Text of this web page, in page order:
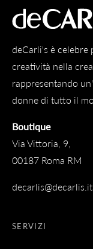
deCarli's è celebre
creatività nella
rappresentando
donne di tutto il
Boutique
Via Vittoria, 9,
00187 Roma RM
decarlis@decarlis.it
SERVIZI